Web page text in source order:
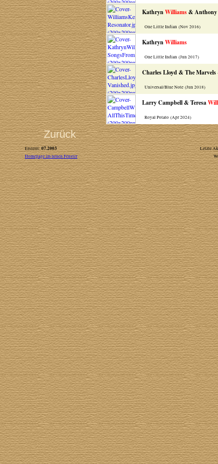
KathrynWilliams& Anthony
One Little Indian (Nov 2016)
KathrynWilliams
One Little Indian (Jun 2017)
Charles Lloyd & The
Universal/Blue Note (Jun 2018)
Larry Campbell & Teresa
Royal Potato (Apr 2024)
Zurück
Erstellt:07.2003
Letzte
Homepage im neuen Fenster